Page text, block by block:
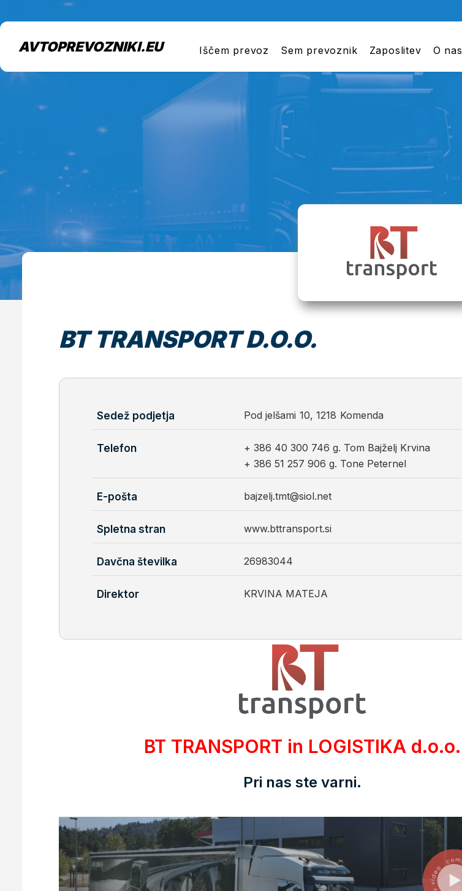
AVTOPREVOZNIKI.EU Iščem prevoz Sem prevoznik Zaposlitev O nas
BT TRANSPORT D.O.O.
Sedež podjetja Pod jelšami 10, 1218 Komenda
Telefon
+ 386 40 300 746 g. Tom Bajželj Krvina
+ 386 51 257 906 g. Tone Peternel
E-pošta bajzelj.tmt@siol.net
Spletna stran www.bttransport.si
Davčna številka 26983044
Direktor KRVINA MATEJA
BT TRANSPORT in LOGISTIKA d.o.o.
Pri nas ste varni.